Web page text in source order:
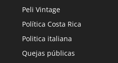
Peli Vintage
Política Costa Rica
Politica italiana
Quejas públicas